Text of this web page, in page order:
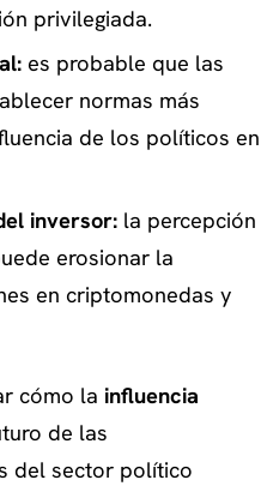
privilegiada.
es probable que las
normas más
de los políticos en
inversor:la percepción
erosionar la
en criptomonedas y
cómo la influencia
de las
del sector político